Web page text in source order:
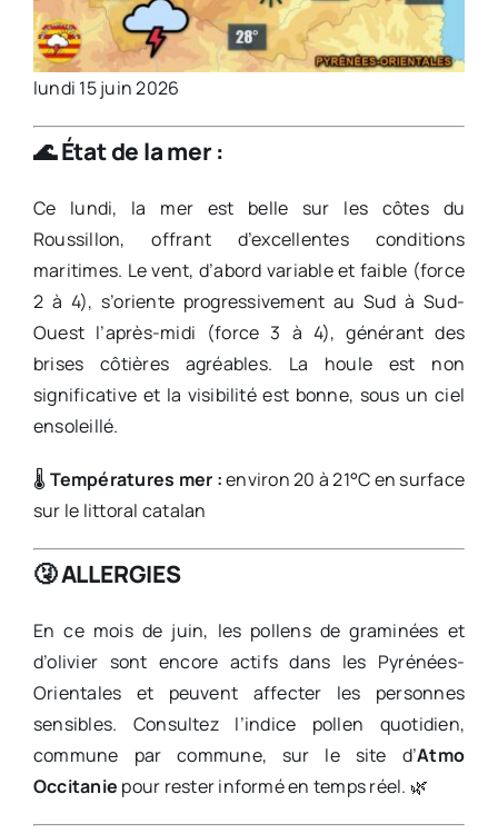
lundi 15 juin 2026
🌊État de la mer :
Ce lundi, la mer est belle sur les côtes du
Roussillon, offrant d’excellentes conditions
maritimes. Le vent, d’abord variable et faible (force
2 à 4), s’oriente progressivement au Sud à Sud-
Ouest l’après-midi (force 3 à 4), générant des
brises côtières agréables. La houle est non
significative et la visibilité est bonne, sous un ciel
ensoleillé.
🌡️ Températures mer :environ 20 à 21°C en surface
sur le littoral catalan
🤧ALLERGIES
En ce mois de juin, les pollens de graminées et
d’olivier sont encore actifs dans les Pyrénées-
Orientales et peuvent affecter les personnes
sensibles. Consultez l’indice pollen quotidien,
commune par commune, sur le site d’Atmo
Occitanie pour rester informé en temps réel. 🌿